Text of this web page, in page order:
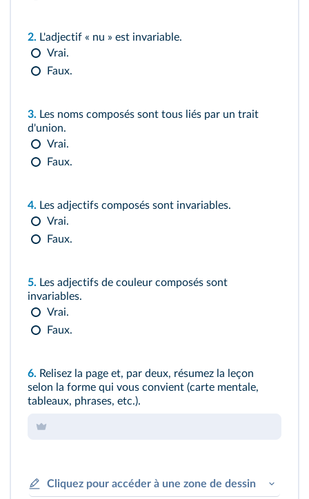
2. L'adjectif « nu » est invariable.
Vrai.
Faux.
3. Les noms composés sont tous liés par un trait
d'union.
Vrai.
Faux.
4. Les adjectifs composés sont invariables.
Vrai.
Faux.
5. Les adjectifs de couleur composés sont
invariables.
Vrai.
Faux.
6. Relisez la page et, par deux, résumez la leçon
selon la forme qui vous convient (carte mentale,
tableaux, phrases, etc.).
Cliquez pour accéder à une zone de dessin